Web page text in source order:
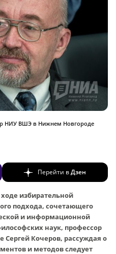
НИУ ВШЭ в Нижнем Новгороде
Перейти вДзен
избирательной
подхода, сочетающего
и информационной
наук, профессор
Кочеров, рассуждая о
и методов следует